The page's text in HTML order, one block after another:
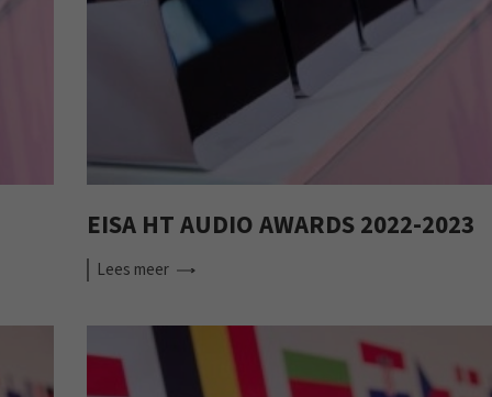
EISA HT AUDIO AWARDS 2022-2023
Lees meer